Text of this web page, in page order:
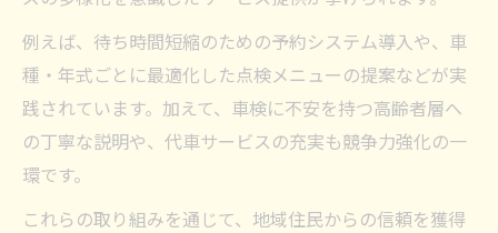
例えば、待ち時間短縮のための予約システム導入や、車
種・年式ごとに最適化した点検メニューの提案などが実
践されています。加えて、車検に不安を持つ高齢者層へ
の丁寧な説明や、代車サービスの充実も競争力強化の一
環です。
これらの取り組みを通じて、地域住民からの信頼を獲得